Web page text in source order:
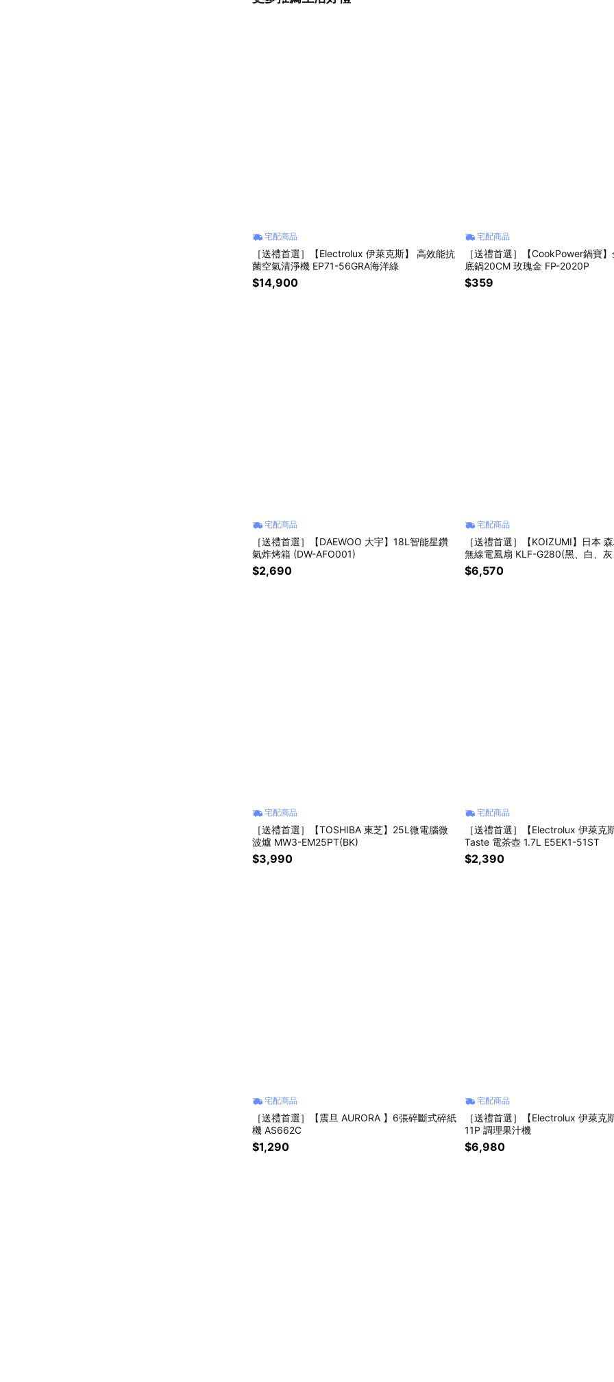
宅配商品
［送禮首選］【Electrolux 伊萊克斯】 高效能抗
菌空氣清淨機 EP71-56GRA海洋綠
$14,900
宅配商品
［送禮首選］【CookPower鍋寶
底鍋20CM 玫瑰金 FP-2020P
$359
宅配商品
［送禮首選］【DAEWOO 大宇】18L智能星鑽
氣炸烤箱 (DW-AFO001)
$2,690
宅配商品
［送禮首選］【KOIZUMI】日本
無線電風扇 KLF-G280(黑、白、
$6,570
宅配商品
［送禮首選］【TOSHIBA 東芝】25L微電腦微
波爐 MW3-EM25PT(BK)
$3,990
宅配商品
［送禮首選］【Electrolux 伊萊克
Taste 電茶壺 1.7L E5EK1-51ST
$2,390
宅配商品
［送禮首選］【震旦 AURORA 】6張碎斷式碎紙
機 AS662C
$1,290
宅配商品
［送禮首選］【Electrolux 伊萊克
11P 調理果汁機
$6,980